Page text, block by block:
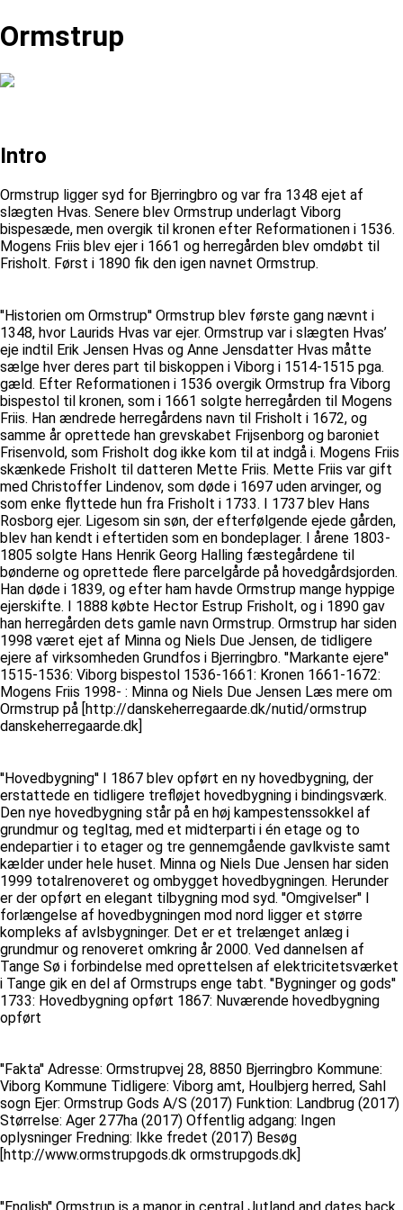
Ormstrup
Intro
Ormstrup ligger syd for Bjerringbro og var fra 1348 ejet af
slægten Hvas. Senere blev Ormstrup underlagt Viborg
bispesæde, men overgik til kronen efter Reformationen i 1536.
Mogens Friis blev ejer i 1661 og herregården blev omdøbt til
Frisholt. Først i 1890 fik den igen navnet Ormstrup.
''Historien om Ormstrup'' Ormstrup blev første gang nævnt i
1348, hvor Laurids Hvas var ejer. Ormstrup var i slægten Hvas’
eje indtil Erik Jensen Hvas og Anne Jensdatter Hvas måtte
sælge hver deres part til biskoppen i Viborg i 1514-1515 pga.
gæld. Efter Reformationen i 1536 overgik Ormstrup fra Viborg
bispestol til kronen, som i 1661 solgte herregården til Mogens
Friis. Han ændrede herregårdens navn til Frisholt i 1672, og
samme år oprettede han grevskabet Frijsenborg og baroniet
Frisenvold, som Frisholt dog ikke kom til at indgå i. Mogens Friis
skænkede Frisholt til datteren Mette Friis. Mette Friis var gift
med Christoffer Lindenov, som døde i 1697 uden arvinger, og
som enke flyttede hun fra Frisholt i 1733. I 1737 blev Hans
Rosborg ejer. Ligesom sin søn, der efterfølgende ejede gården,
blev han kendt i eftertiden som en bondeplager. I årene 1803-
1805 solgte Hans Henrik Georg Halling fæstegårdene til
bønderne og oprettede flere parcelgårde på hovedgårdsjorden.
Han døde i 1839, og efter ham havde Ormstrup mange hyppige
ejerskifte. I 1888 købte Hector Estrup Frisholt, og i 1890 gav
han herregården dets gamle navn Ormstrup. Ormstrup har siden
1998 været ejet af Minna og Niels Due Jensen, de tidligere
ejere af virksomheden Grundfos i Bjerringbro. ''Markante ejere''
1515-1536: Viborg bispestol 1536-1661: Kronen 1661-1672:
Mogens Friis 1998- : Minna og Niels Due Jensen Læs mere om
Ormstrup på [http://danskeherregaarde.dk/nutid/ormstrup
danskeherregaarde.dk]
''Hovedbygning'' I 1867 blev opført en ny hovedbygning, der
erstattede en tidligere trefløjet hovedbygning i bindingsværk.
Den nye hovedbygning står på en høj kampestenssokkel af
grundmur og tegltag, med et midterparti i én etage og to
endepartier i to etager og tre gennemgående gavlkviste samt
kælder under hele huset. Minna og Niels Due Jensen har siden
1999 totalrenoveret og ombygget hovedbygningen. Herunder
er der opført en elegant tilbygning mod syd. ''Omgivelser'' I
forlængelse af hovedbygningen mod nord ligger et større
kompleks af avlsbygninger. Det er et trelænget anlæg i
grundmur og renoveret omkring år 2000. Ved dannelsen af
Tange Sø i forbindelse med oprettelsen af elektricitetsværket
i Tange gik en del af Ormstrups enge tabt. ''Bygninger og gods''
1733: Hovedbygning opført 1867: Nuværende hovedbygning
opført
''Fakta'' Adresse: Ormstrupvej 28, 8850 Bjerringbro Kommune:
Viborg Kommune Tidligere: Viborg amt, Houlbjerg herred, Sahl
sogn Ejer: Ormstrup Gods A/S (2017) Funktion: Landbrug (2017)
Størrelse: Ager 277ha (2017) Offentlig adgang: Ingen
oplysninger Fredning: Ikke fredet (2017) Besøg
[http://www.ormstrupgods.dk ormstrupgods.dk]